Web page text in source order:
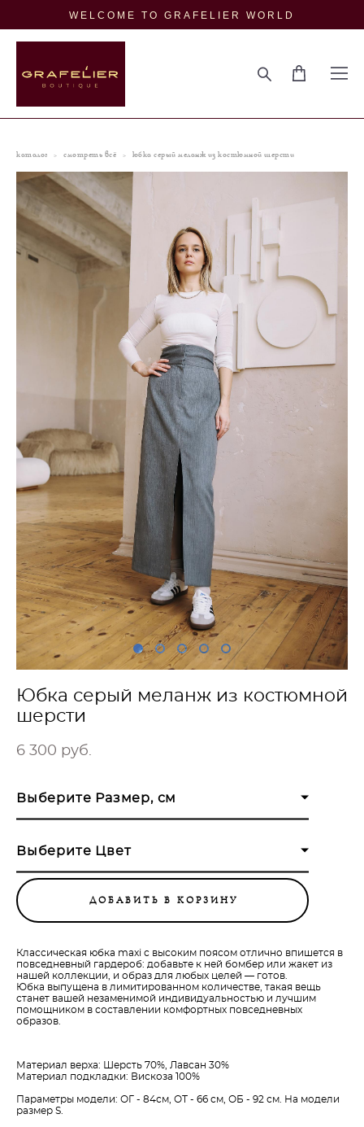
WELCOME TO GRAFELIER WORLD
каталог > смотреть всё > юбка серый меланж из костюмной шерсти
Юбка серый меланж из костюмной
шерсти
6 300 pуб.
Выберите Размер, см
Выберите Цвет
ДОБАВИТЬ В КОРЗИНУ
Классическая юбка maxi с высоким поясом отлично впишется в
повседневный гардероб: добавьте к ней бомбер или жакет из
нашей коллекции, и образ для любых целей — готов.
Юбка выпущена в лимитированном количестве, такая вещь
станет вашей незаменимой индивидуальностью и лучшим
помощником в составлении комфортных повседневных
образов.
Материал верха: Шерсть 70%, Лавсан 30%
Материал подкладки: Вискоза 100%
Параметры модели: ОГ - 84см, ОТ - 66 см, ОБ - 92 см. На модели
размер S.